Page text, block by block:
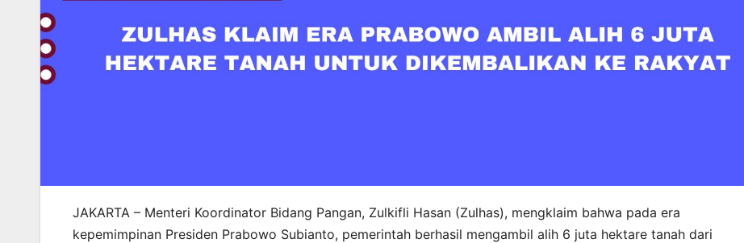
JAKARTA – Menteri Koordinator Bidang Pangan, Zulkifli Hasan (Zulhas), mengklaim bahwa pada era
kepemimpinan Presiden Prabowo Subianto, pemerintah berhasil mengambil alih 6 juta hektare tanah dari